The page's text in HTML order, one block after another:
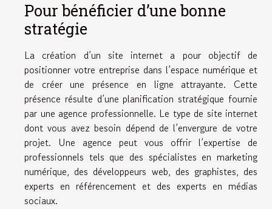
Pour bénéficier d’une bonne
stratégie
La création d’un site internet a pour objectif de
positionner votre entreprise dans l’espace numérique et
de créer une présence en ligne attrayante. Cette
présence résulte d’une planification stratégique fournie
par une agence professionnelle. Le type de site internet
dont vous avez besoin dépend de l’envergure de votre
projet. Une agence peut vous offrir l’expertise de
professionnels tels que des spécialistes en marketing
numérique, des développeurs web, des graphistes, des
experts en référencement et des experts en médias
sociaux.